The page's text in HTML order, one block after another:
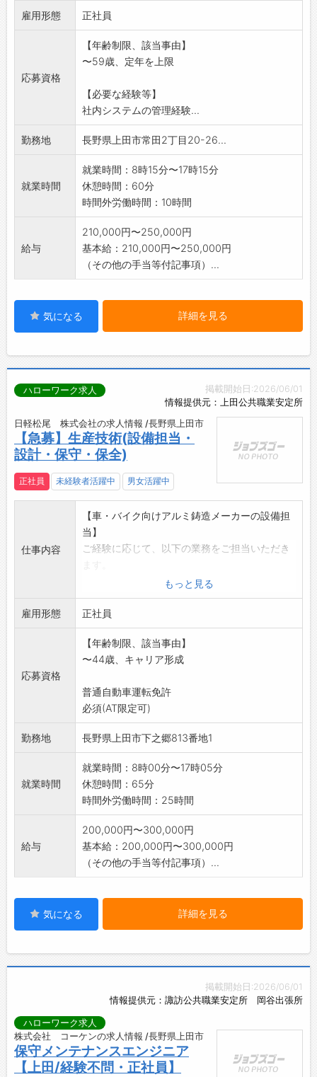
雇用形態 正社員
応募資格
【年齢制限、該当事由】
〜59歳、定年を上限
【必要な経験等】
社内システムの管理経験...
勤務地 長野県上田市常田2丁目20-26...
就業時間
就業時間：8時15分〜17時15分
休憩時間：60分
時間外労働時間：10時間
給与
210,000円〜250,000円
基本給：210,000円〜250,000円
（その他の手当等付記事項）...
気になる 詳細を見る
掲載開始日:2026/06/01
情報提供元：上田公共職業安定所
ハローワーク求人
日軽松尾 株式会社の求人情報 /長野県上田市
【急募】生産技術(設備担当・
設計・保守・保全)
正社員 未経験者活躍中 男女活躍中
仕事内容
【車・バイク向けアルミ鋳造メーカーの設備担
当】
ご経験に応じて、以下の業務をご担当いただき
・新規生産ラインの構築(機械設計・電気設計)
・既存の生産設備の保守・保全
ロボット導入の自動化による人手不足の対応や
効率化、
省エネ設備の導入によるCO2削減や環境配慮を
目指しています。
導します。
☆在職中の方の応募も歓迎、入社時期相談可能
です☆
【変更範囲:なし】
もっと見る
雇用形態 正社員
応募資格
【年齢制限、該当事由】
〜44歳、キャリア形成
普通自動車運転免許
必須(AT限定可)
勤務地 長野県上田市下之郷813番地1
就業時間
就業時間：8時00分〜17時05分
休憩時間：65分
時間外労働時間：25時間
給与
200,000円〜300,000円
基本給：200,000円〜300,000円
（その他の手当等付記事項）...
気になる 詳細を見る
掲載開始日:2026/06/01
情報提供元：諏訪公共職業安定所 岡谷出張所
ハローワーク求人
株式会社 コーケンの求人情報 /長野県上田市
保守メンテナンスエンジニア
【上田/経験不問・正社員】